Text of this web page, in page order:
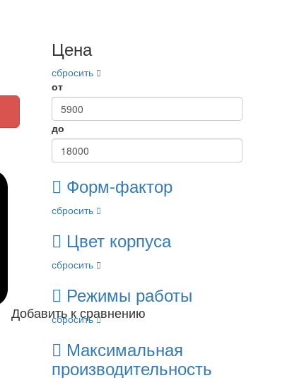
Добавить к сравнению
Цена
сбросить
от
до
Форм-фактор
сбросить
Цвет корпуса
сбросить
Режимы работы
сбросить
Максимальная
производительность